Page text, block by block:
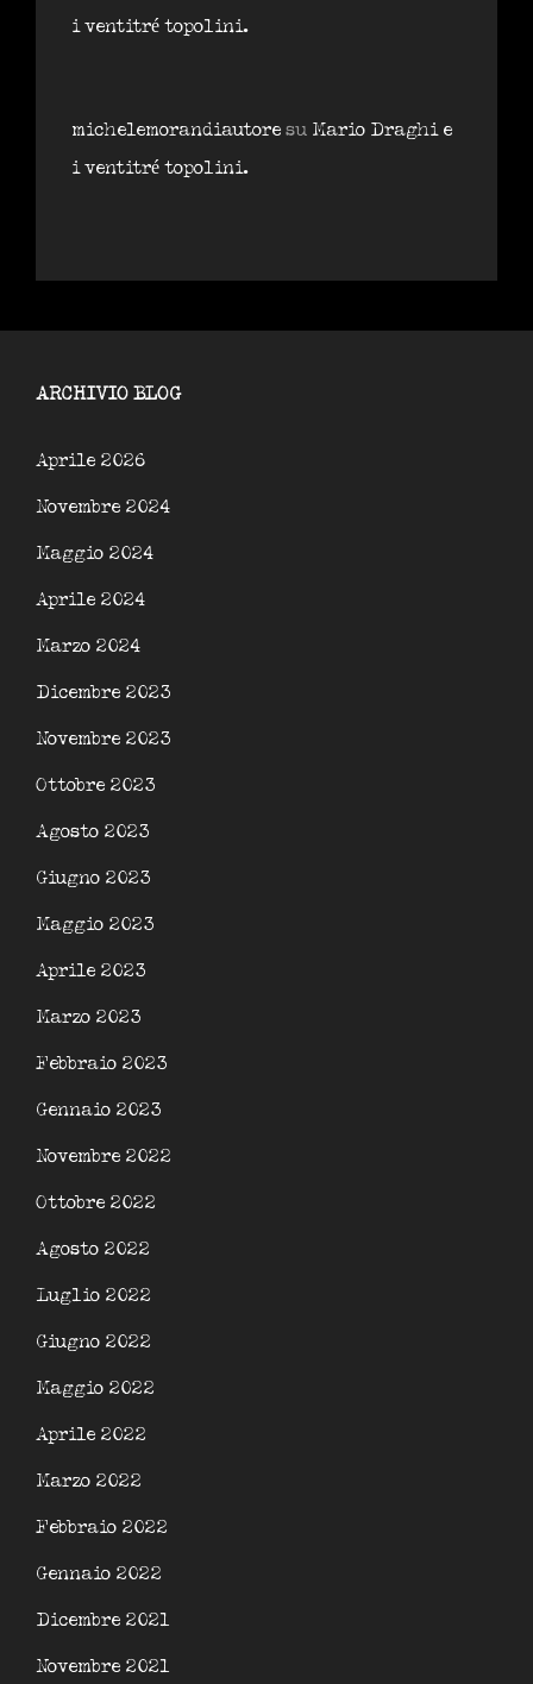
i ventitré topolini.
michelemorandiautore su Mario Draghi e
i ventitré topolini.
ARCHIVIO BLOG
Aprile 2026
Novembre 2024
Maggio 2024
Aprile 2024
Marzo 2024
Dicembre 2023
Novembre 2023
Ottobre 2023
Agosto 2023
Giugno 2023
Maggio 2023
Aprile 2023
Marzo 2023
Febbraio 2023
Gennaio 2023
Novembre 2022
Ottobre 2022
Agosto 2022
Luglio 2022
Giugno 2022
Maggio 2022
Aprile 2022
Marzo 2022
Febbraio 2022
Gennaio 2022
Dicembre 2021
Novembre 2021